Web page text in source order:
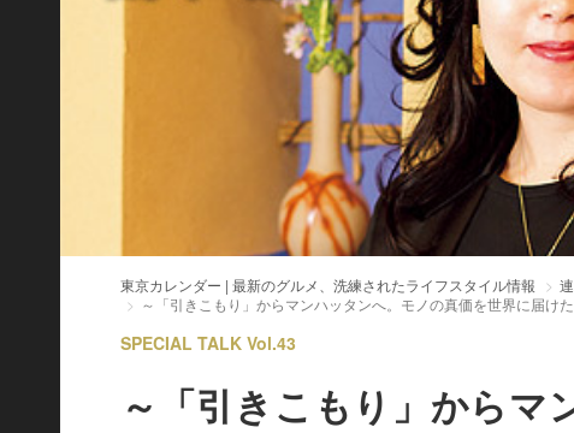
東京カレンダー | 最新のグルメ、洗練されたライフスタイル情報
～「引きこもり」からマンハッタンへ。モノの真価を世界に届け
SPECIAL TALK Vol.43
～「引きこもり」からマ